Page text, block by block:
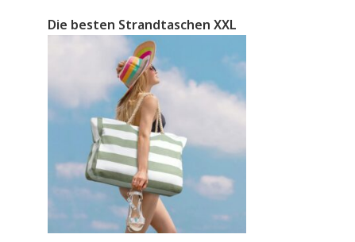
Die besten Strandtaschen XXL